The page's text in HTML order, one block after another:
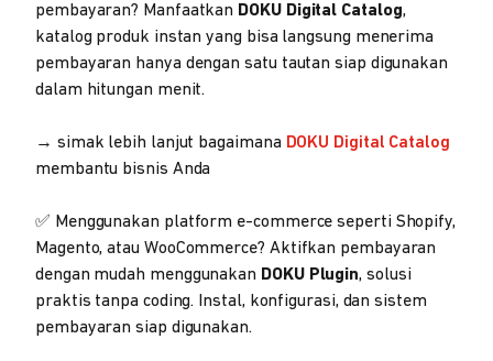
pembayaran? Manfaatkan DOKU Digital Catalog,
katalog produk instan yang bisa langsung menerima
pembayaran hanya dengan satu tautan siap digunakan
dalam hitungan menit.
→ simak lebih lanjut bagaimana DOKU Digital Catalog
membantu bisnis Anda
✅ Menggunakan platform e-commerce seperti Shopify,
Magento, atau WooCommerce? Aktifkan pembayaran
dengan mudah menggunakan DOKU Plugin, solusi
praktis tanpa coding. Instal, konfigurasi, dan sistem
pembayaran siap digunakan.